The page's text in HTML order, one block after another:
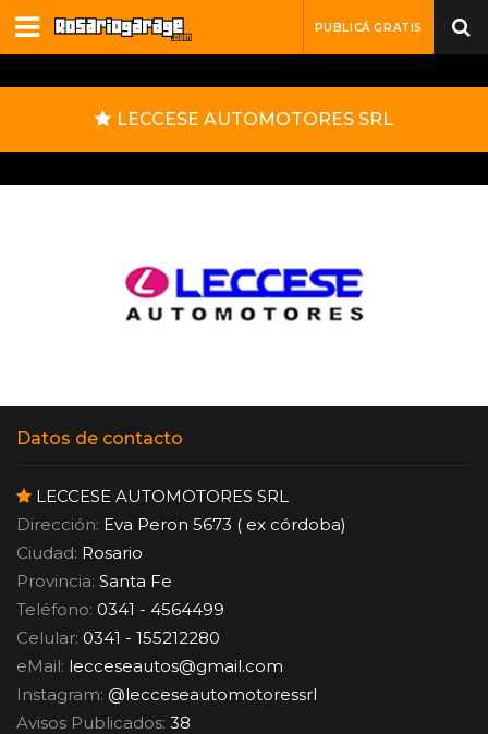
PUBLICÁ GRATIS
LECCESE AUTOMOTORES SRL
Datos de contacto
LECCESE AUTOMOTORES SRL
Dirección: Eva Peron 5673 ( ex córdoba)
Ciudad: Rosario
Provincia: Santa Fe
Teléfono: 0341 - 4564499
Celular: 0341 - 155212280
eMail: lecceseautos@gmail.com
Instagram: @lecceseautomotoressrl
Avisos Publicados: 38